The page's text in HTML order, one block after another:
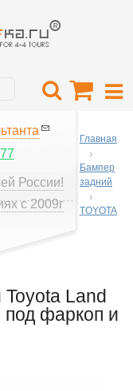
России!
с 2009г
Главная
Бампер
задний
TOYOTA
Land
под фаркоп и